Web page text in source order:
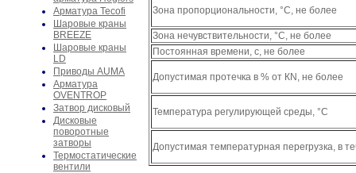
Арматура Tecofi
Шаровые краны
BREEZE
Шаровые краны
LD
Приводы AUMA
Арматура
OVENTROP
Затвор дисковый
Дисковые
поворотные
затворы
Термостатические
вентили
Зона пропорциональности, °C, не более
Зона нечувствительности, °C, не более
Постоянная времени, с, не более
Допустимая протечка в % от КN , не более
Температура регулирующей среды, °С
Допустимая температурная перегрузка, в